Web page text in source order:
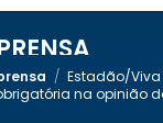
/ Estadão/
na opinião